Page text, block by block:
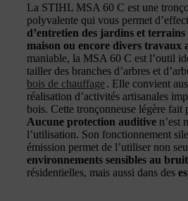
La STIHL MSA 60 C est une
polyvalente qui vous permet
d’entretien des jardins et
maison ou encore divers travaux
maniable, la MSA 60 C est l’outil
tailler des branches d’arbres et
bois de chauffage. Elle convient
réalisation d’activités artisanales
bois. Cette tronçonneuse légère fait
Aucune protection auditive n’est
l’utilisation. Son fonctionnement
émission permet de l’utiliser non
environnements sensibles au bruit
résidentielles, mais aussi dans des